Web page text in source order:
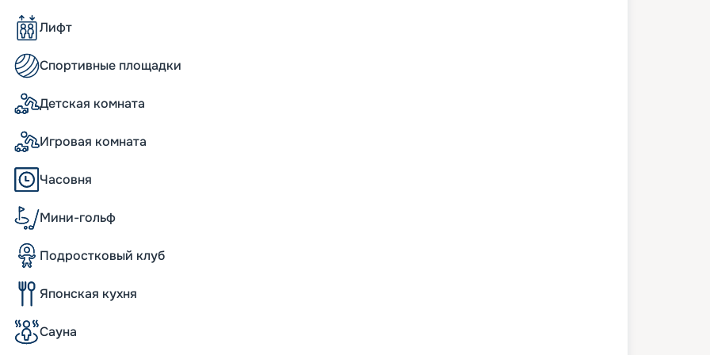
– 348 м, а ширина – 41 метр. Корабль
развивать крейсерскую
каюту, придется тщательно
более 2 000 жилых помещений
на пяти палубах. К популярным
или виртуальным балконом,
на судне могут разместиться
зоны, максимально удобно
совершаются туры в разные уголки
и Австралию, на Гавайские острова,
для путешествия.
the Seas стал в свое время
решений, но и в обустройстве
от 6 месяцев до 3 лет приглашает
Лифт
Спортивные площадки
Детская комната
Игровая комната
Часовня
Мини-гольф
Подростковый клуб
Японская кухня
Сауна